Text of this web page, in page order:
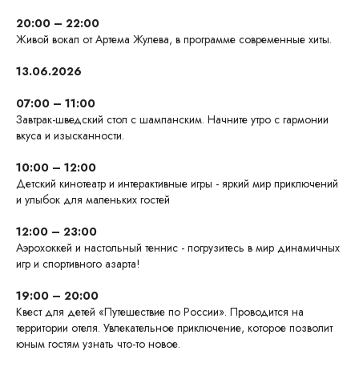
20:00 – 22:00
Живой вокал от Артема Жулева, в программе современные хиты.
13.06.2026
07:00 – 11:00
Завтрак-шведский стол с шампанским. Начните утро с гармонии
вкуса и изысканности.
10:00 – 12:00
Детский кинотеатр и интерактивные игры - яркий мир приключений
и улыбок для маленьких гостей
12:00 – 23:00
Аэрохоккей и настольный теннис - погрузитесь в мир динамичных
игр и спортивного азарта!
19:00 – 20:00
Квест для детей «Путешествие по России». Проводится на
территории отеля. Увлекательное приключение, которое позволит
юным гостям узнать что-то новое.